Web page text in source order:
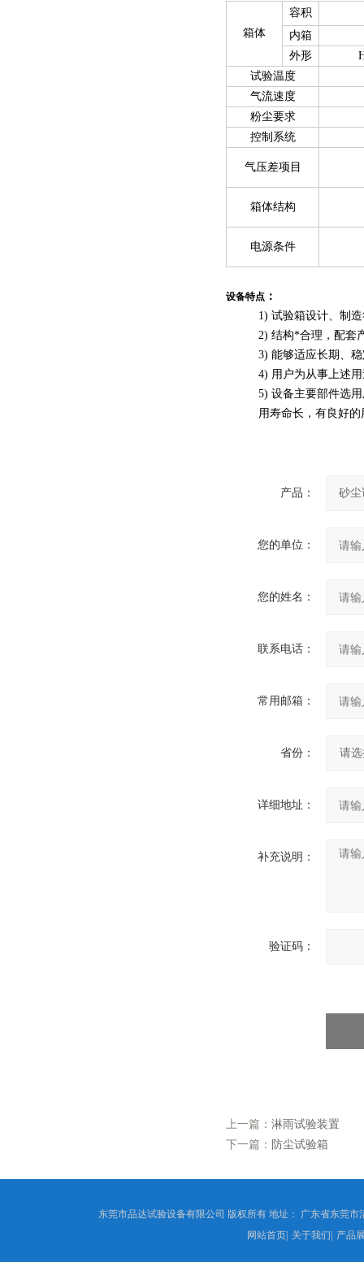
箱体
容积
内箱
外形
试验温度
气流速度
粉尘要求
控制系统
气压差项目
箱体结构
电源条件
设备特点 ：
1) 试验箱设计、制
2) 结构*合理，配套
3) 能够适应长期、
4) 用户为从事上述
5) 设备主要部件选
用寿命长，有良好
产品：
您的单位：
您的姓名：
联系电话：
常用邮箱：
省份：
详细地址：
补充说明：
验证码：
上一篇： 淋雨试验装置
下一篇： 防尘试验箱
东莞市品达试验设备有限公司 版权所有 地址： 广东省东莞
网站首页| 关于我们 产品